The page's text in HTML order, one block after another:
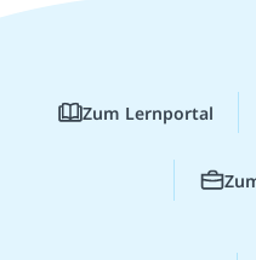
Zum Lernportal